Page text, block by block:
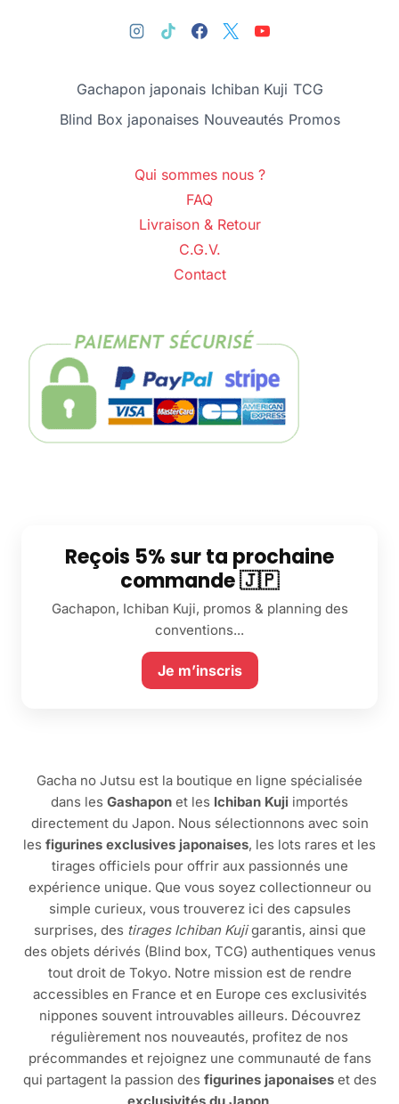
Gachapon japonais Ichiban Kuji TCG
Blind Box japonaises Nouveautés Promos
Qui sommes nous ?
FAQ
Livraison & Retour
C.G.V.
Contact
Reçois 5% sur ta prochaine
commande 🇯🇵
Gachapon, Ichiban Kuji, promos & planning des
conventions...
Je m’inscris
Gacha no Jutsu est la boutique en ligne spécialisée
dans les Gashapon et les Ichiban Kuji importés
directement du Japon. Nous sélectionnons avec soin
les figurines exclusives japonaises, les lots rares et les
tirages officiels pour offrir aux passionnés une
expérience unique. Que vous soyez collectionneur ou
simple curieux, vous trouverez ici des capsules
surprises, des tirages Ichiban Kujigarantis, ainsi que
des objets dérivés (Blind box, TCG) authentiques venus
tout droit de Tokyo. Notre mission est de rendre
accessibles en France et en Europe ces exclusivités
nippones souvent introuvables ailleurs. Découvrez
régulièrement nos nouveautés, profitez de nos
précommandes et rejoignez une communauté de fans
qui partagent la passion des figurines japonaiseset des